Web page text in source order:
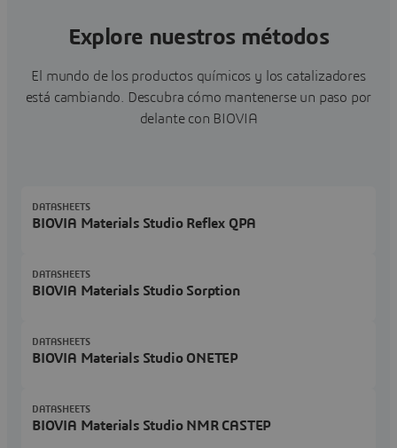
Explore nuestros métodos
El mundo de los productos químicos y los catalizadores
está cambiando. Descubra cómo mantenerse un paso por
delante con BIOVIA
BIOVIA Materials Studio Reflex QPA
DATASHEETS
BIOVIA Materials Studio Sorption
DATASHEETS
BIOVIA Materials Studio ONETEP
DATASHEETS
BIOVIA Materials Studio NMR CASTEP
DATASHEETS